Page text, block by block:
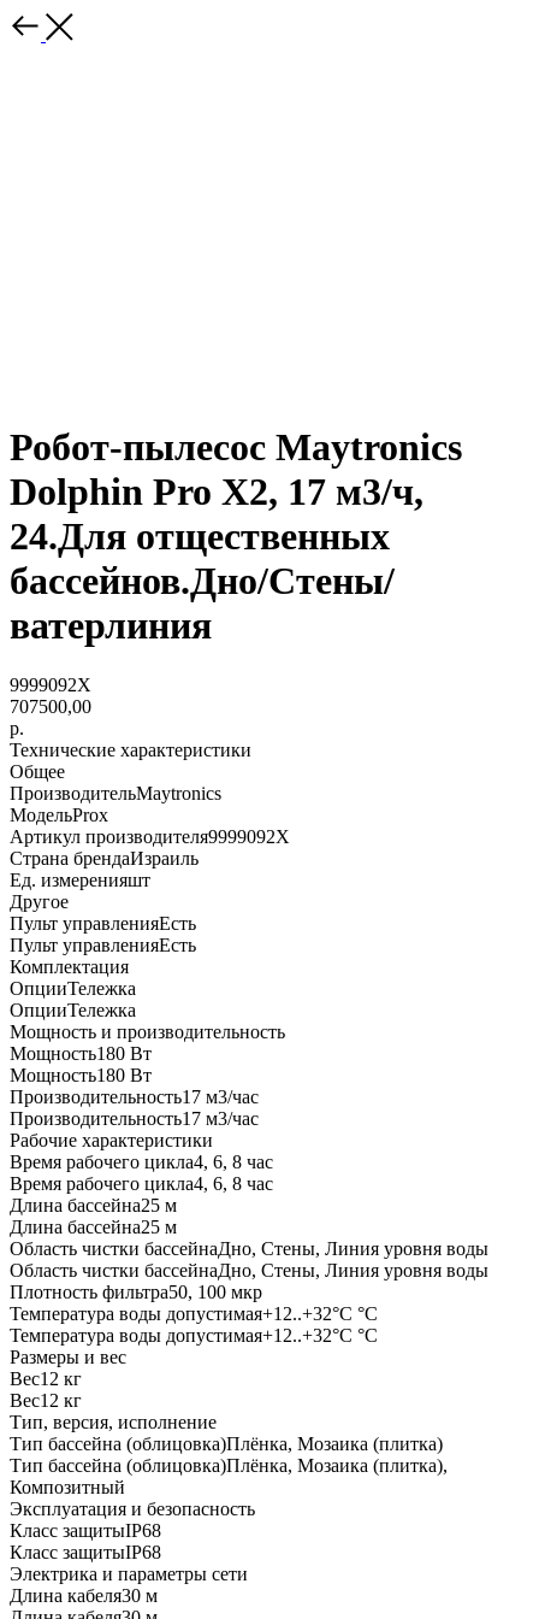
Робот-пылесос Maytronics
Dolphin Pro X2, 17 м3/ч,
24.Для отщественных
бассейнов.Дно/Стены/
ватерлиния
9999092X
707500,00
р.
Технические характеристики
Общее
ПроизводительMaytronics
МодельProx
Артикул производителя9999092X
Страна брендаИзраиль
Ед. измеренияшт
Другое
Пульт управленияЕсть
Пульт управленияЕсть
Комплектация
ОпцииТележка
ОпцииТележка
Мощность и производительность
Мощность180 Вт
Мощность180 Вт
Производительность17 м3/час
Производительность17 м3/час
Рабочие характеристики
Время рабочего цикла4, 6, 8 час
Время рабочего цикла4, 6, 8 час
Длина бассейна25 м
Длина бассейна25 м
Область чистки бассейнаДно, Стены, Линия уровня воды
Область чистки бассейнаДно, Стены, Линия уровня воды
Плотность фильтра50, 100 мкр
Температура воды допустимая+12..+32°C °C
Температура воды допустимая+12..+32°C °C
Размеры и вес
Вес12 кг
Вес12 кг
Тип, версия, исполнение
Тип бассейна (облицовка)Плёнка, Мозаика (плитка)
Тип бассейна (облицовка)Плёнка, Мозаика (плитка),
Композитный
Эксплуатация и безопасность
Класс защитыIP68
Класс защитыIP68
Электрика и параметры сети
Длина кабеля30 м